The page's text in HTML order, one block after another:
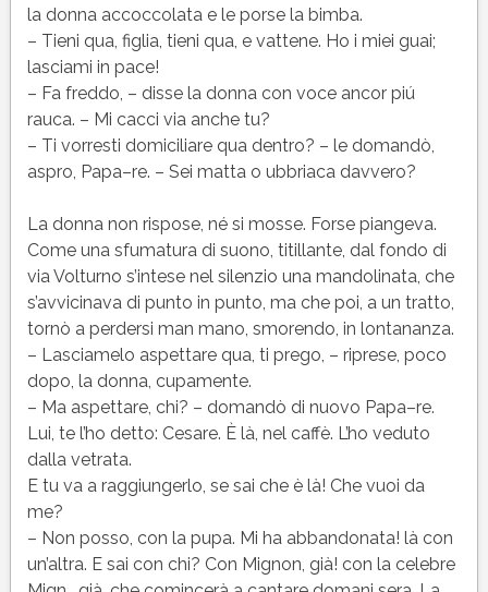
la donna accoccolata e le porse la bimba.
– Tieni qua, figlia, tieni qua, e vattene. Ho i miei guai;
lasciami in pace!
– Fa freddo, – disse la donna con voce ancor piú
rauca. – Mi cacci via anche tu?
– Ti vorresti domiciliare qua dentro? – le domandò,
aspro, Papa–re. – Sei matta o ubbriaca davvero?
La donna non rispose, né si mosse. Forse piangeva.
Come una sfumatura di suono, titillante, dal fondo di
via Volturno s’intese nel silenzio una mandolinata, che
s’avvicinava di punto in punto, ma che poi, a un tratto,
tornò a perdersi man mano, smorendo, in lontananza.
– Lasciamelo aspettare qua, ti prego, – riprese, poco
dopo, la donna, cupamente.
– Ma aspettare, chi? – domandò di nuovo Papa–re.
Lui, te l’ho detto: Cesare. È là, nel caffè. L’ho veduto
dalla vetrata.
E tu va a raggiungerlo, se sai che è là! Che vuoi da
me?
– Non posso, con la pupa. Mi ha abbandonata! là con
un’altra. E sai con chi? Con Mignon, già! con la celebre